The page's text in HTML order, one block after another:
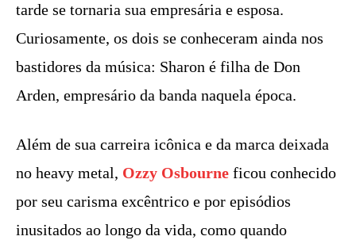
tarde se tornaria sua empresária e esposa.
Curiosamente, os dois se conheceram ainda nos
bastidores da música: Sharon é filha de Don
Arden, empresário da banda naquela época.
Além de sua carreira icônica e da marca deixada
no heavy metal, Ozzy Osbourne ficou conhecido
por seu carisma excêntrico e por episódios
inusitados ao longo da vida, como quando